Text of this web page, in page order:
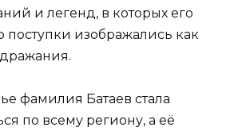
и легенд, в которых его
поступки изображались как
фамилия Батаев стала
по всему региону, а её